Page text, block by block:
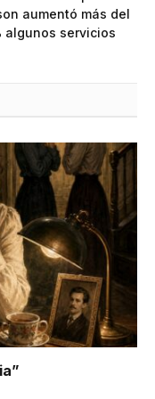
aumentó más del
algunos servicios